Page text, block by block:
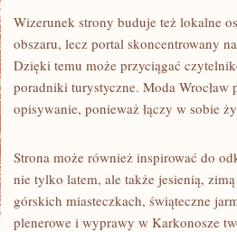
Wizerunek strony buduje też lokalne
obszaru, lecz portal skoncentrowany
Dzięki temu może przyciągać
poradniki turystyczne. Moda Wrocław
opisywanie, ponieważ łączy w sobie
Strona może również inspirować do
nie tylko latem, ale także jesienią,
górskich miasteczkach, świąteczne
plenerowe i wyprawy w Karkonosze